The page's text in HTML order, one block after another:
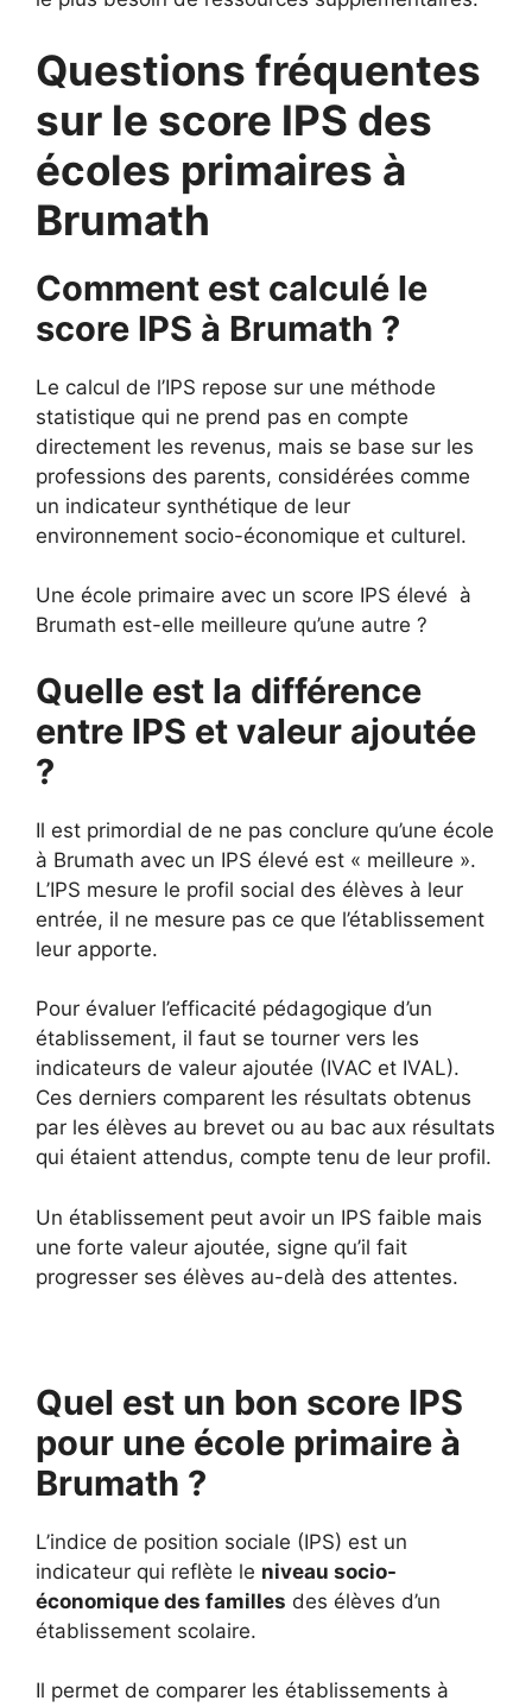
Questions fréquentes
sur le score IPS des
écoles primaires à
Brumath
Comment est calculé le
score IPS à Brumath ?
Le calcul de l’IPS repose sur une méthode
statistique qui ne prend pas en compte
directement les revenus, mais se base sur les
professions des parents, considérées comme
un indicateur synthétique de leur
environnement socio-économique et culturel.
Une école primaire avec un score IPS élevé à
Brumath est-elle meilleure qu’une autre ?
Quelle est la différence
entre IPS et valeur ajoutée
?
Il est primordial de ne pas conclure qu’une école
à Brumath avec un IPS élevé est « meilleure ».
L’IPS mesure le profil social des élèves à leur
entrée, il ne mesure pas ce que l’établissement
leur apporte.
Pour évaluer l’efficacité pédagogique d’un
établissement, il faut se tourner vers les
indicateurs de valeur ajoutée (IVAC et IVAL).
Ces derniers comparent les résultats obtenus
par les élèves au brevet ou au bac aux résultats
qui étaient attendus, compte tenu de leur profil.
Un établissement peut avoir un IPS faible mais
une forte valeur ajoutée, signe qu’il fait
progresser ses élèves au-delà des attentes.
Quel est un bon score IPS
pour une école primaire à
Brumath ?
L’indice de position sociale (IPS) est un
indicateur qui reflète le niveau socio-
économique des familles des élèves d’un
établissement scolaire.
Il permet de comparer les établissements à